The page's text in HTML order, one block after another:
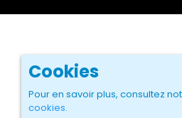
Cookies
Pour en savoir plus, consultez
cookies.